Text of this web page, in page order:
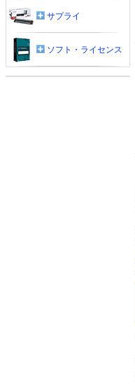
サプライ
ソフト・ライセンス